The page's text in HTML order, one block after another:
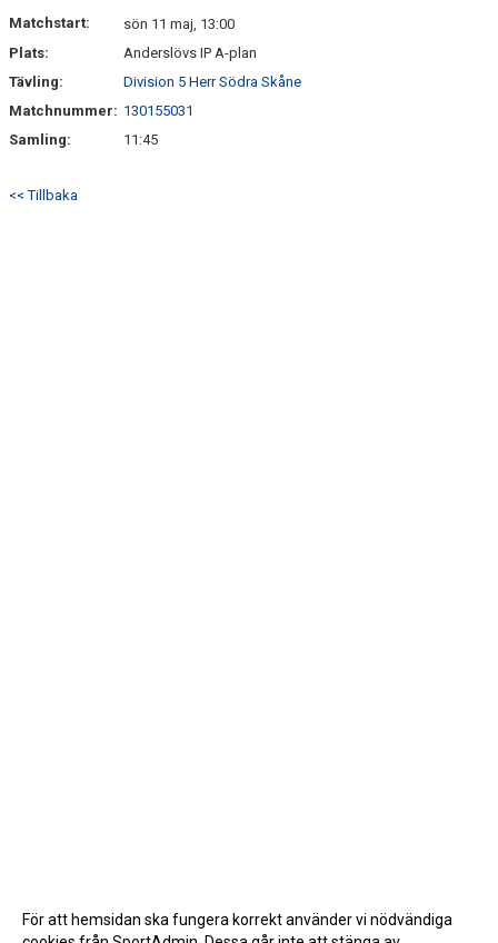
VÅRA LAG/TRÄNARE
MATCHER
WEBSHOP
Matchstart:
sön 11 maj, 13:00
Plats:
Anderslövs IP A-plan
Tävling:
Division 5 Herr Södra Skåne
Matchnummer: 130155031
Samling:
11:45
<< Tillbaka
För att hemsidan ska fungera korrekt använder vi nödvändiga